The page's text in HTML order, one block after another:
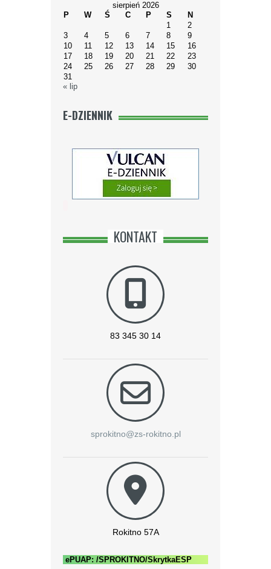
sierpień 2026
P
W Ś C P S
N
1
2
3
4 5 6 7 8
9
10
11 12 13 14 15
16
17
18 19 20 21 22
23
24
25 26 27 28 29
30
31
« lip
E-DZIENNIK
KONTAKT
83 345 30 14
sprokitno@zs-rokitno.pl
Rokitno 57A
ePUAP: /SPROKITNO/SkrytkaESP